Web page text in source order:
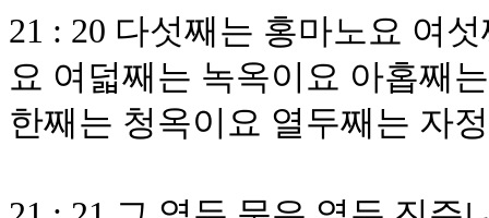
21 : 20 다섯째는 홍마노요 여
요 여덟째는 녹옥이요 아홉째
한째는 청옥이요 열두째는 자